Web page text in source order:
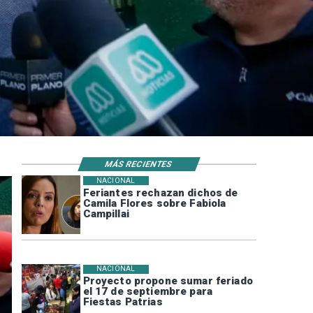
Feriantes rechazan dichos de
Camila Flores sobre Fabiola
Campillai
NACIONAL
Proyecto propone sumar feriado
el 17 de septiembre para
Fiestas Patrias
NACIONAL
MÁS RECIENTES